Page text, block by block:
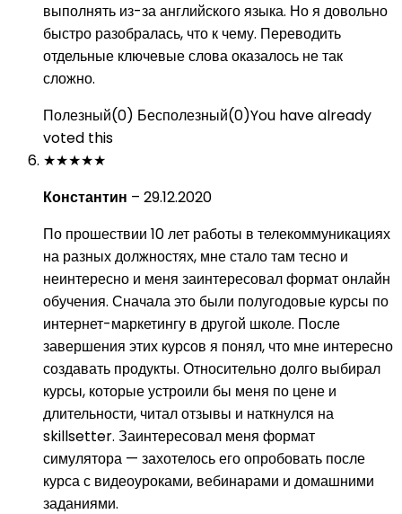
выполнять из-за английского языка. Но я довольно
быстро разобралась, что к чему. Переводить
отдельные ключевые слова оказалось не так
сложно.
Полезный(0) Бесполезный(0)You have already
voted this
★★★★★
Константин – 29.12.2020
По прошествии 10 лет работы в телекоммуникациях
на разных должностях, мне стало там тесно и
неинтересно и меня заинтересовал формат онлайн
обучения. Сначала это были полугодовые курсы по
интернет-маркетингу в другой школе. После
завершения этих курсов я понял, что мне интересно
создавать продукты. Относительно долго выбирал
курсы, которые устроили бы меня по цене и
длительности, читал отзывы и наткнулся на
skillsetter. Заинтересовал меня формат
симулятора — захотелось его опробовать после
курса с видеоуроками, вебинарами и домашними
заданиями.